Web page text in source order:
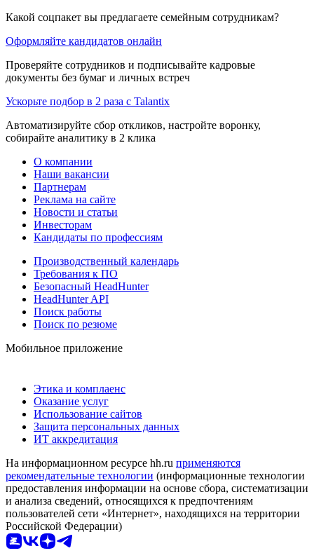
Какой соцпакет вы предлагаете семейным сотрудникам?
Оформляйте кандидатов онлайн
Проверяйте сотрудников и подписывайте кадровые
документы без бумаг и личных встреч
Ускорьте подбор в 2 раза с Talantix
Автоматизируйте сбор откликов, настройте воронку,
собирайте аналитику в 2 клика
О компании
Наши вакансии
Партнерам
Реклама на сайте
Новости и статьи
Инвесторам
Кандидаты по профессиям
Производственный календарь
Требования к ПО
Безопасный HeadHunter
HeadHunter API
Поиск работы
Поиск по резюме
Мобильное приложение
Этика и комплаенс
Оказание услуг
Использование сайтов
Защита персональных данных
ИТ аккредитация
На информационном ресурсе hh.ru применяются
рекомендательные технологии (информационные технологии
предоставления информации на основе сбора, систематизации
и анализа сведений, относящихся к предпочтениям
пользователей сети «Интернет», находящихся на территории
Российской Федерации)